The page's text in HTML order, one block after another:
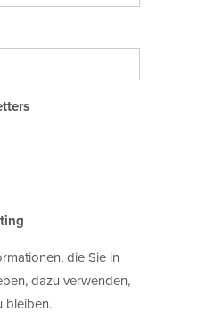
die Sie in
dazu verwenden,
bleiben.